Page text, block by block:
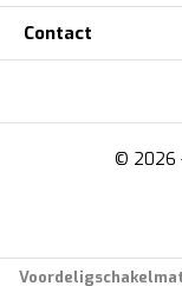
Contact
© 2026